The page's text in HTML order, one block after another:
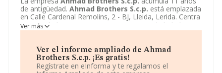
de antigüedad. Ahmad Brothers S.c.p. está emplazada
en Calle Cardenal Remolins, 2 - BJ, Lleida, Lerida. Centra
su actividad CNAE como 5630 - Servicios de bebidas. La
empresaAhmad Brothers S.c.p.es Sociedad civil.
Ver más
Ver el informe ampliado de Ahmad
Brothers S.c.p. ¡Es gratis!
Regístrate en eInforma y te regalamos el